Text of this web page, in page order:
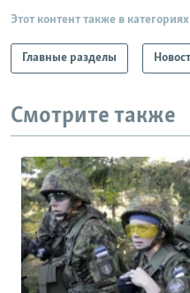
Все сайты РСЕ/РС
Этот контент также в категориях
Главные разделы
Смотрите также